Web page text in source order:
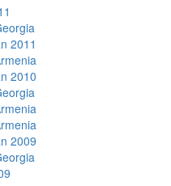
2011
2010
2009